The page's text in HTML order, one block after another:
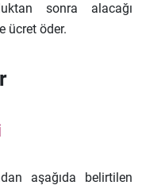
sonra alacağı
ücret öder.
aşağıda belirtilen